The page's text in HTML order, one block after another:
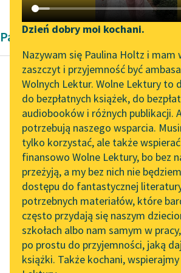
Katalog DAISY
Podkasty o książkach
Zgłoś
Aktualności
Zapraszamy na spotkanie
online z tłumaczkami
literatury skandynawskiej
Spotkanie z Katarzyną
Tunkiel w Oslo
Wolne Lektury na 32.
Pol’and’Rock Festivalu
„Kochanek Lady
Chatterley” do słuchania
na Wolnych Lekturach
Nowy audiobook –
Mapa
API
OAI-
Widget
Dzień dobry moi kochani.
Nazywam się Paulina Holtz i mam
zaszczyt i przyjemność być
Wolnych Lektur. Wolne Lektury to
do bezpłatnych książek, do
audiobooków i różnych publikacji.
potrzebują naszego wsparcia.
tylko korzystać, ale także wspierać
finansowo Wolne Lektury, bo bez
przeżyją, a my bez nich nie
dostępu do fantastycznej
potrzebnych materiałów, które
często przydają się naszym
szkołach albo nam samym w
po prostu do przyjemności, jaką
książki. Także kochani,
Pamiętnik
Jan